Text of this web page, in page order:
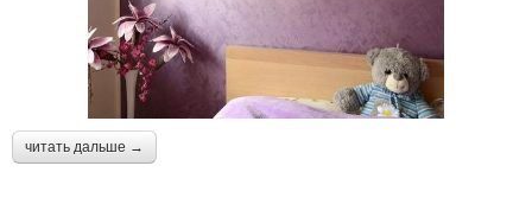
читать дальше →